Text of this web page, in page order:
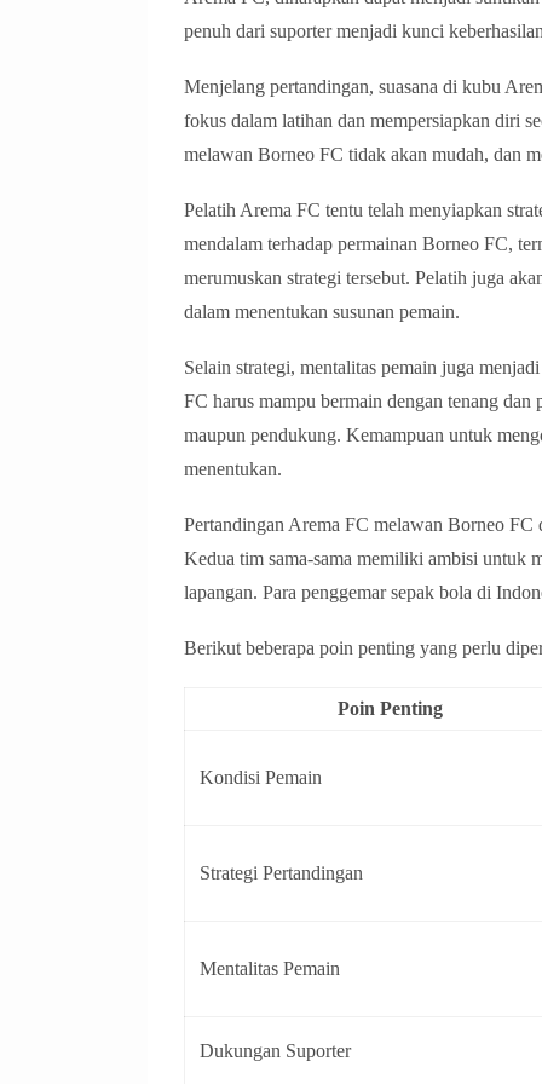
penuh dari suporter menjadi kunci
Menjelang pertandingan, suasana di kubu
fokus dalam latihan dan mempersiapkan diri
melawan Borneo FC tidak akan mudah, dan
Pelatih Arema FC tentu telah menyiapkan
mendalam terhadap permainan Borneo FC,
merumuskan strategi tersebut. Pelatih juga
dalam menentukan susunan pemain.
Selain strategi, mentalitas pemain juga
FC harus mampu bermain dengan tenang
maupun pendukung. Kemampuan untuk
menentukan.
Pertandingan Arema FC melawan Borneo
Kedua tim sama-sama memiliki ambisi untuk
lapangan. Para penggemar sepak bola di
Berikut beberapa poin penting yang perlu
Poin Penting
Kondisi Pemain
Strategi Pertandingan
Mentalitas Pemain
Dukungan Suporter